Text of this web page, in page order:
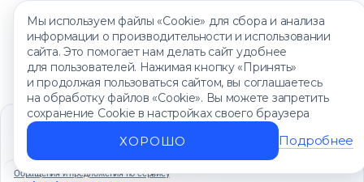
Мы используем файлы «Cookie» для сбора и анализа
информации о производительности и использовании
сайта. Это помогает нам делать сайт удобнее
для пользователей. Нажимая кнопку «Принять»
и продолжая пользоваться сайтом, вы соглашаетесь
на обработку файлов «Cookie». Вы можете запретить
сохранение Cookie в настройках своего браузера
ХОРОШО Подробнее
Единый контакт-центр
+7 (499) 450-88-89
Ежедневно с 8:00 до 20:00
Обращения и предложения по сервису